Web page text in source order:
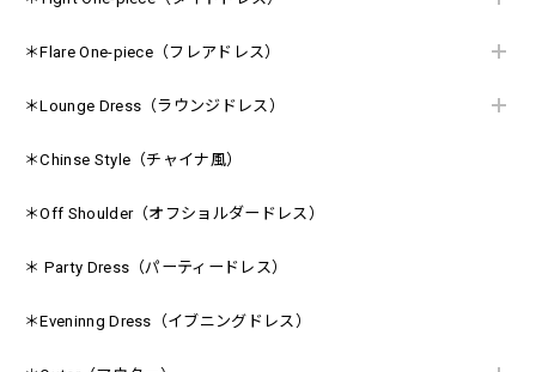
＊Flare One-piece（フレアドレス）
＊Lounge Dress（ラウンジドレス）
＊Chinse Style（チャイナ風）
＊Off Shoulder（オフショルダードレス）
＊ Party Dress（パーティードレス）
＊Eveninng Dress（イブニングドレス）